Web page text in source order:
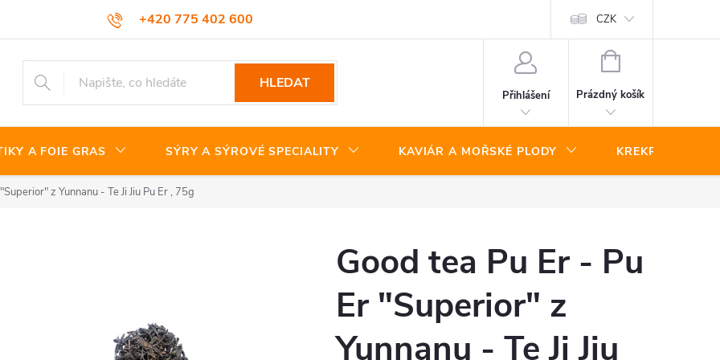
+420 775 402 600 CZK
HLEDAT
Přihlášení
NÁKUPNÍ
Prázdný košík
A FOIE GRAS SÝRY A SÝROVÉ SPECIALITY KAVIÁR A MOŘSKÉ PLODY KREKRY A
z Yunnanu - Te Ji Jiu Pu Er , 75g
Good tea Pu Er - Pu
Er "Superior" z
Yunnanu - Te Ji Jiu